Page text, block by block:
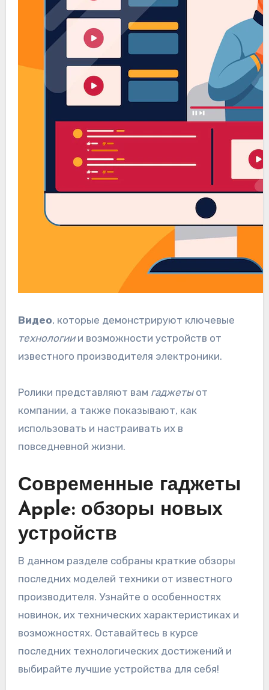
Видео, которые демонстрируют ключевые
технологиии возможности устройств от
известного производителя электроники.
Ролики представляют вам гаджетыот
компании, а также показывают, как
использовать и настраивать их в
повседневной жизни.
Современные гаджеты
Apple: обзоры новых
устройств
В данном разделе собраны краткие обзоры
последних моделей техники от известного
производителя. Узнайте о особенностях
новинок, их технических характеристиках и
возможностях. Оставайтесь в курсе
последних технологических достижений и
выбирайте лучшие устройства для себя!